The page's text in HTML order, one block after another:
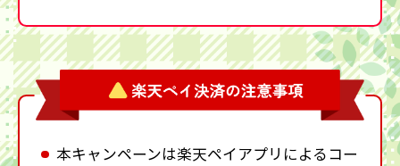
本キャンペーンは楽天ペイアプリによるコー